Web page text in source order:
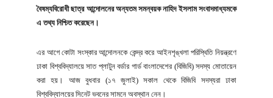
বৈষম্যবিরোধী ছাত্র আন্দোলনের অন্যতম সমন্বয়ক নাহিদ ইসলাম সংবাদমাধ্যমকে
এ তথ্য নিশ্চিত করেছেন।
এর আগে কোটা সংস্কার আন্দোলনকে কেন্দ্র করে আইনশৃঙ্খলা পরিস্থিতি নিয়ন্ত্রণে
ঢাকা বিশ্ববিদ্যালয়ে সাত প্লাটুন বর্ডার গার্ড বাংলাদেশের (বিজিবি) সদস্য মোতায়েন
করা হয়। আজ বুধবার (১৭ জুলাই) সকাল থেকে বিজিবি সদস্যরা ঢাকা
বিশ্ববিদ্যালয়ের সিনেট ভবনের সামনে অবস্থান নেন।